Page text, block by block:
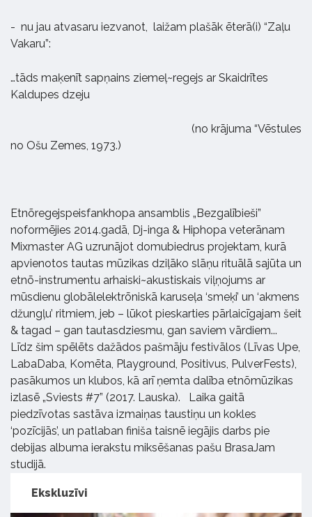
- nu jau atvasaru iezvanot, laižam plašāk ēterā(i) “Zaļu
Vakaru”:
…tāds maķenīt sapņains ziemeļ~regejs ar Skaidrītes
Kaldupes dzeju
(no krājuma “Vēstules
no Ošu Zemes, 1973.)
Etnõregejspeisfankhopa ansamblis „Bezgalībieši”
noformējies 2014.gadā, Dj-inga & Hiphopa veterānam
Mixmaster AG uzrunājot domubiedrus projektam, kurā
apvienotos tautas mūzikas dziļāko slāņu rituālā sajūta un
etnō-instrumentu arhaiski~akustiskais viļņojums ar
mūsdienu globālelektrōniskā karuseļa ‘smeķi’ un ‘akmens
džungļu’ ritmiem, jeb – lūkot pieskarties pārlaicīgajam šeit
& tagad – gan tautasdziesmu, gan saviem vārdiem...
Līdz šim spēlēts dažādos pašmāju festivālos (Līvas Upe,
LabaDaba, Komēta, Playground, Positivus, PulverFests),
pasākumos un klubos, kā arī ņemta dalība etnõmūzikas
izlasē „Sviests #7” (2017. Lauska). Laika gaitā
piedzīvotas sastāva izmaiņas taustiņu un kokles
‘pozīcijās’, un patlaban finiša taisnē iegājis darbs pie
debijas albuma ierakstu miksēšanas pašu BrasaJam
studijā.
Ekskluzīvi